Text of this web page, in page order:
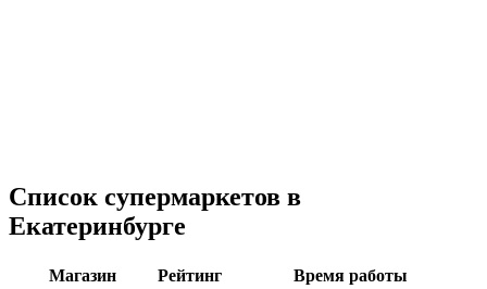
Список супермаркетов в
Екатеринбурге
Магазин Рейтинг
Время работы